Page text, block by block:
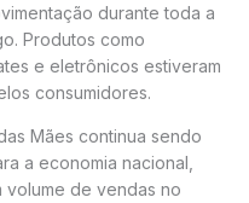
durante toda a
Produtos como
e eletrônicos estiveram
consumidores.
Mães continua sendo
a economia nacional,
volume de vendas no